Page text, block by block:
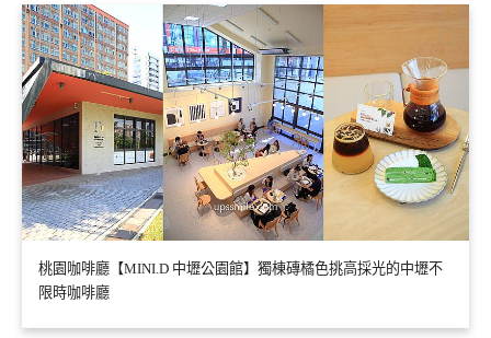
桃園咖啡廳【MINI.D 中壢公園館】獨棟磚橘色挑高採光的中壢不
限時咖啡廳